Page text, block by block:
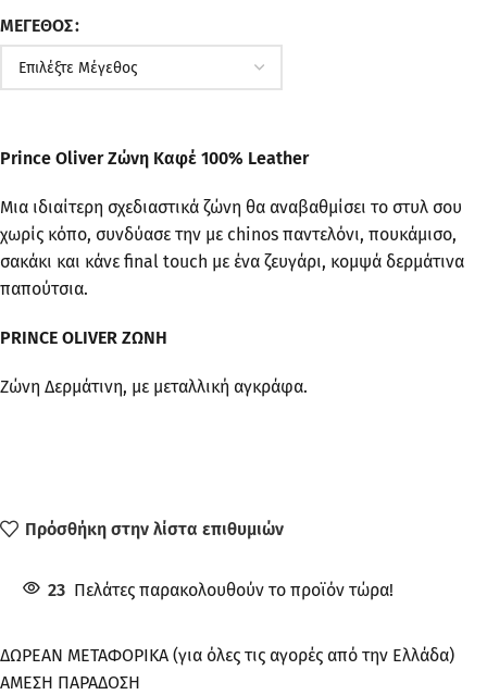
ΜΈΓΕΘΟΣ
Prince Oliver Ζώνη Καφέ 100% Leather
Μια ιδιαίτερη σχεδιαστικά ζώνη θα αναβαθμίσει το στυλ σου
χωρίς κόπο, συνδύασε την με chinos παντελόνι, πουκάμισο,
σακάκι και κάνε final touch με ένα ζευγάρι, κομψά δερμάτινα
παπούτσια.
PRINCE OLIVER ΖΩΝΗ
Ζώνη Δερμάτινη, με μεταλλική αγκράφα.
Πρόσθήκη στην λίστα επιθυμιών
23 Πελάτες παρακολουθούν το προϊόν τώρα!
ΔΩΡΕΑΝ ΜΕΤΑΦΟΡΙΚΑ (για όλες τις αγορές από την Ελλάδα)
ΑΜΕΣΗ ΠΑΡΑΔΟΣΗ